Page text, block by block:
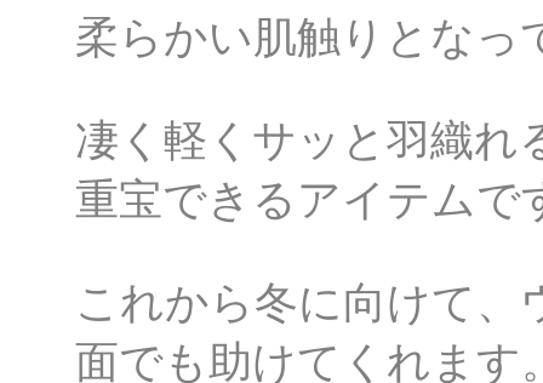
柔らかい肌触りとなっ
凄く軽くサッと羽織れ
重宝できるアイテムで
これから冬に向けて、
面でも助けてくれます